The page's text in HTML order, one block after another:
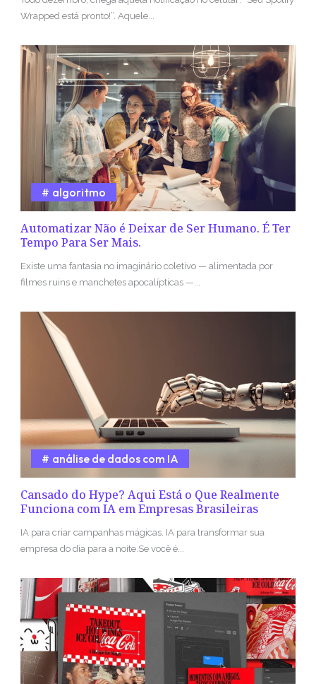
Wrapped está pronto!”. Aquele...
Automatizar Não é Deixar de Ser Humano. É Ter
Tempo Para Ser Mais.
algoritmo
Existe uma fantasia no imaginário coletivo — alimentada por
filmes ruins e manchetes apocalípticas —...
Cansado do Hype? Aqui Está o Que Realmente
Funciona com IA em Empresas Brasileiras
análise de dados com IA
IA para criar campanhas mágicas. IA para transformar sua
empresa do dia para a noite.Se você é...